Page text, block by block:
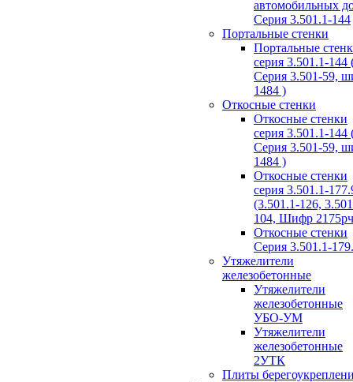
автомобильных
Серия 3.501.1-144
Портальные стенки
Портальные
серия 3.501.1-144
Серия 3.501-59,
1484 )
Откосные стенки
Откосные стенки
серия 3.501.1-144
Серия 3.501-59,
1484 )
Откосные стенки
серия 3.501.1-
(3.501.1-126,
104, Шифр
Откосные стенки
Серия 3.501.1-
Утяжелители
железобетонные
Утяжелители
железобетонные
УБО-УМ
Утяжелители
железобетонные
2УТК
Плиты